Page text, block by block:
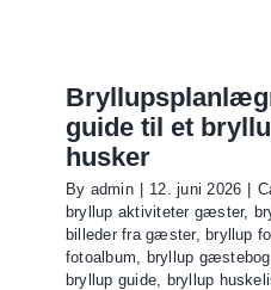
guide til et
husker
By admin 12. juni 2026
bryllup aktiviteter gæster,
billeder fra gæster, bryllup
fotoalbum, bryllup
bryllup guide, bryllup